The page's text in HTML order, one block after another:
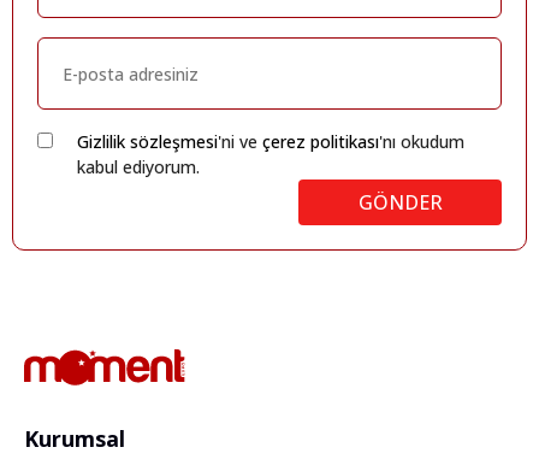
Gizlilik sözleşmesi'ni ve çerez politikası'nı okudum
kabul ediyorum.
GÖNDER
Kurumsal